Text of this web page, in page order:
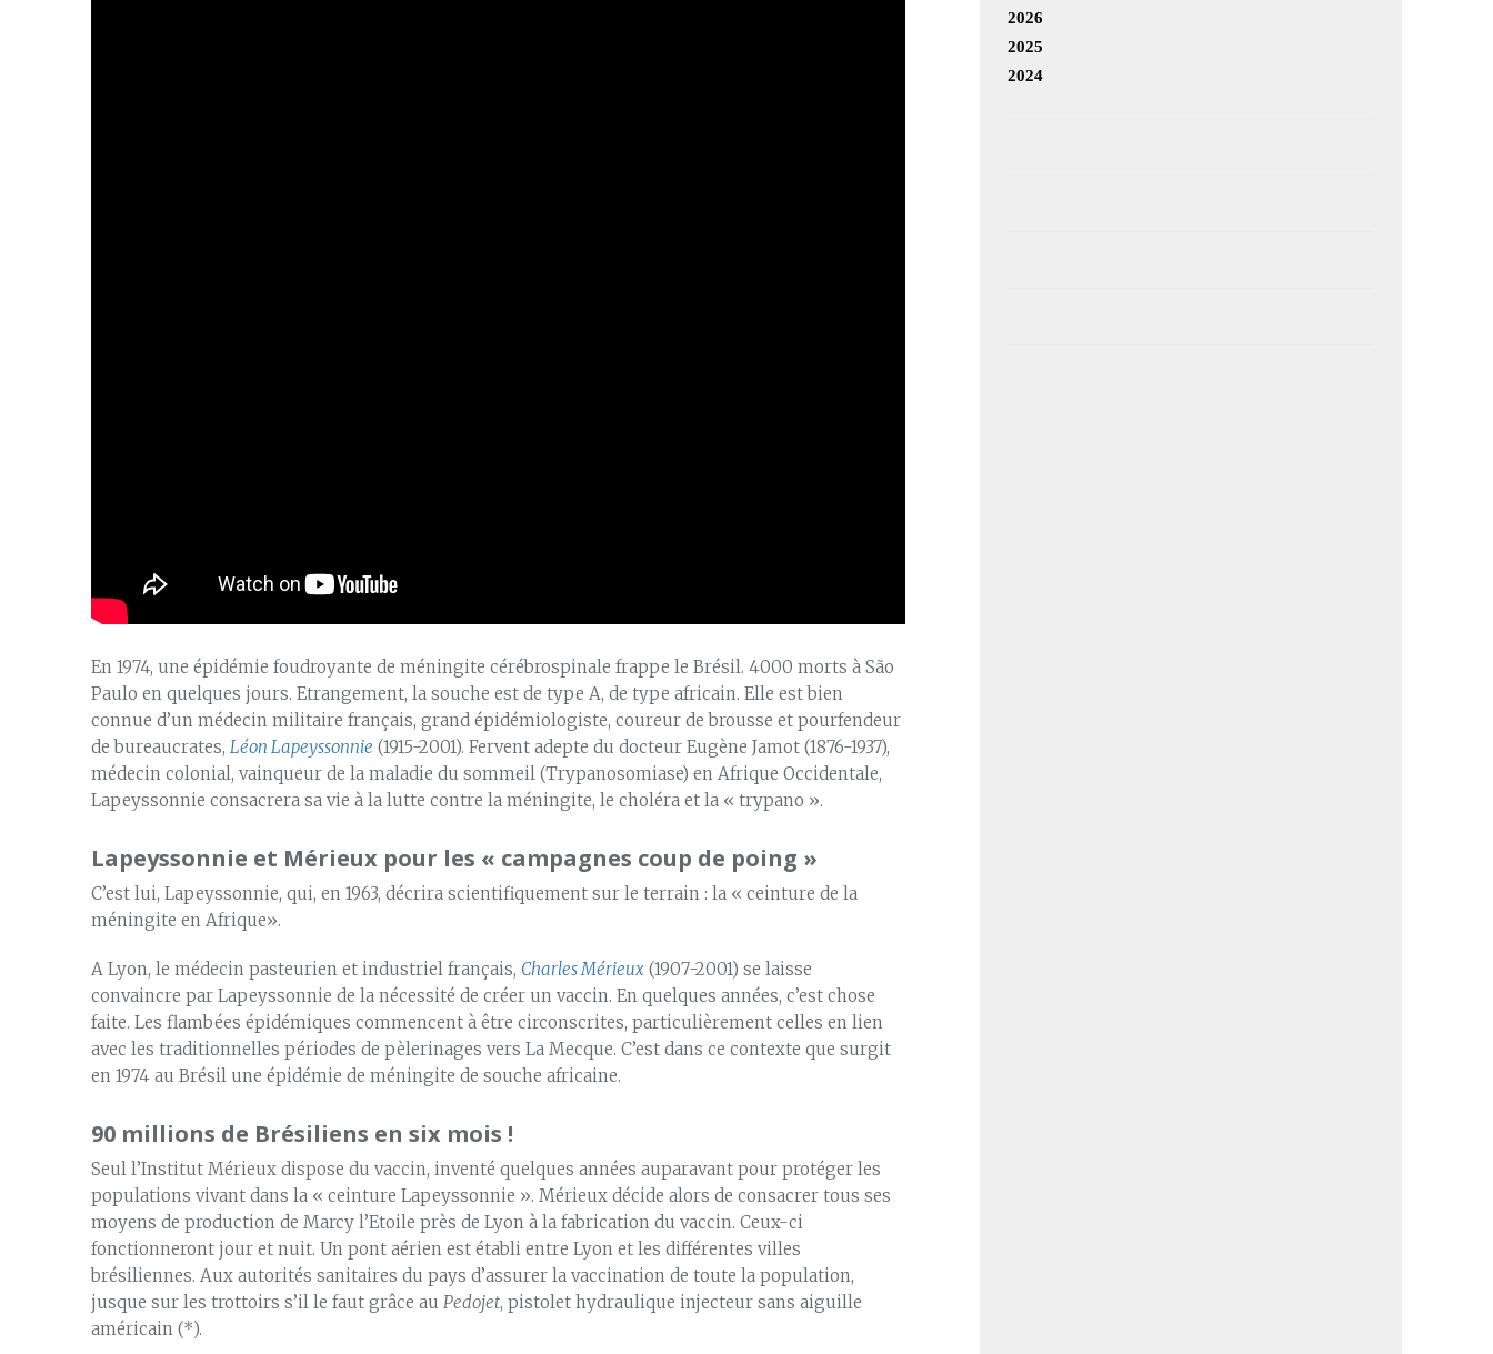
En 1974, une épidémie foudroyante de méningite cérébrospinale frappe le Brésil. 4000 morts à São
Paulo en quelques jours. Etrangement, la souche est de type A, de type africain. Elle est bien
connue d’un médecin militaire français, grand épidémiologiste, coureur de brousse et pourfendeur
de bureaucrates, Léon Lapeyssonnie (1915-2001). Fervent adepte du docteur Eugène Jamot (1876-1937),
médecin colonial, vainqueur de la maladie du sommeil (Trypanosomiase) en Afrique Occidentale,
Lapeyssonnie consacrera sa vie à la lutte contre la méningite, le choléra et la « trypano ».
Lapeyssonnie et Mérieux pour les « campagnes coup de poing »
C’est lui, Lapeyssonnie, qui, en 1963, décrira scientifiquement sur le terrain : la « ceinture de la
méningite en Afrique».
A Lyon, le médecin pasteurien et industriel français, Charles Mérieux (1907-2001) se laisse
convaincre par Lapeyssonnie de la nécessité de créer un vaccin. En quelques années, c’est chose
faite. Les flambées épidémiques commencent à être circonscrites, particulièrement celles en lien
avec les traditionnelles périodes de pèlerinages vers La Mecque. C’est dans ce contexte que surgit
en 1974 au Brésil une épidémie de méningite de souche africaine.
90 millions de Brésiliens en six mois !
Seul l’Institut Mérieux dispose du vaccin, inventé quelques années auparavant pour protéger les
populations vivant dans la « ceinture Lapeyssonnie ». Mérieux décide alors de consacrer tous ses
moyens de production de Marcy l’Etoile près de Lyon à la fabrication du vaccin. Ceux-ci
fonctionneront jour et nuit. Un pont aérien est établi entre Lyon et les différentes villes
brésiliennes. Aux autorités sanitaires du pays d’assurer la vaccination de toute la population,
jusque sur les trottoirs s’il le faut grâce au Pedojet, pistolet hydraulique injecteur sans aiguille
américain (*).
2026
2025
2024